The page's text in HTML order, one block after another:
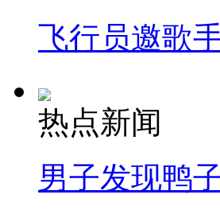
飞行员邀歌
热点新闻
男子发现鸭